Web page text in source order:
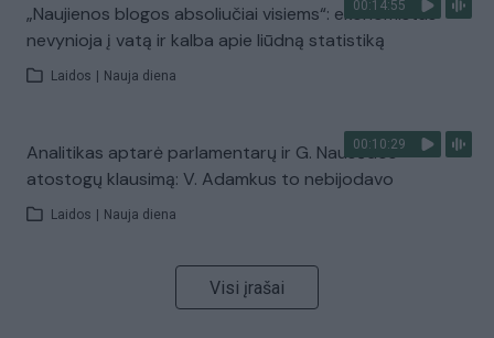
00:14:55
„Naujienos blogos absoliučiai visiems“: ekonomistas
nevynioja į vatą ir kalba apie liūdną statistiką
Laidos Nauja diena
00:10:29
Analitikas aptarė parlamentarų ir G. Nausėdos
atostogų klausimą: V. Adamkus to nebijodavo
Laidos Nauja diena
Visi įrašai